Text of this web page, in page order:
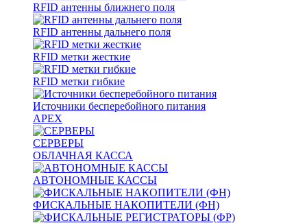
RFID антенны ближнего поля
RFID антенны дальнего поля
RFID метки жесткие
RFID метки гибкие
Источники бесперебойного питания
APEX
СЕРВЕРЫ
ОБЛАЧНАЯ КАССА
АВТОНОМНЫЕ КАССЫ
ФИСКАЛЬНЫЕ НАКОПИТЕЛИ (ФН)